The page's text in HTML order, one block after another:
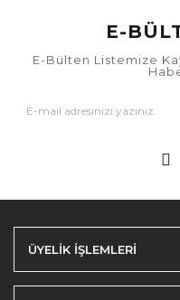
E-
E-Bülten Listemize
ÜYELİK İŞLEMLERİ